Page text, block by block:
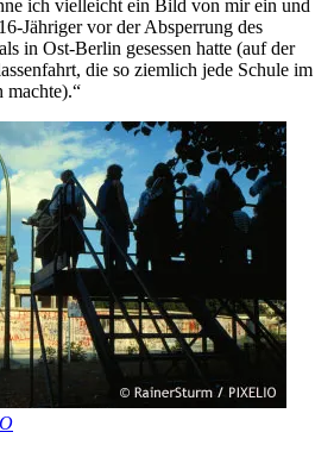
ich vielleicht ein Bild von mir ein und
Jähriger vor der Absperrung des
in Ost-Berlin gesessen hatte (auf der
die so ziemlich jede Schule im
machte).“